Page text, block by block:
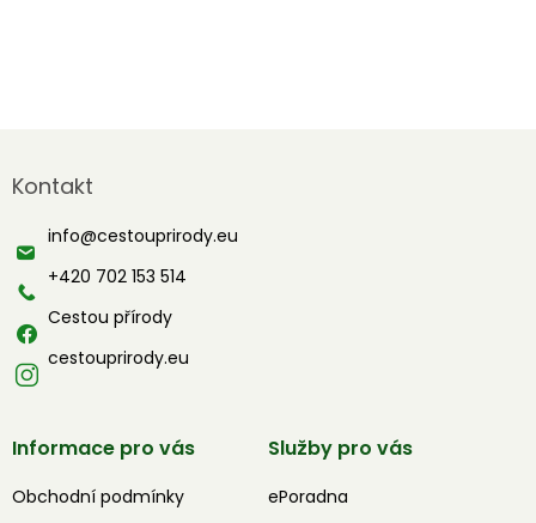
p
t
Kontakt
info@cestouprirody.eu
+420 702 153 514
Cestou přírody
cestouprirody.eu
Informace pro vás
Obchodní podmínky
Služby pro vás
ePoradna